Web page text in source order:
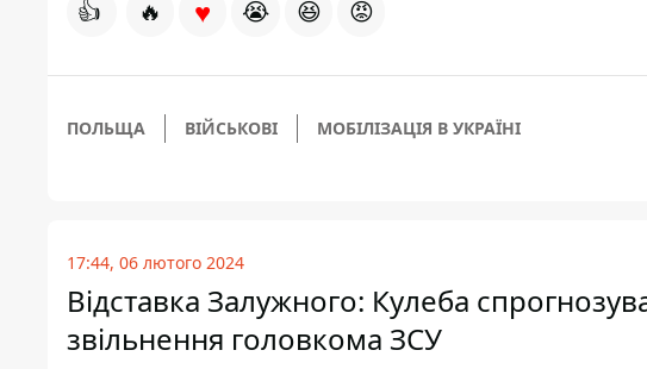
👍 🔥 ♥ 😭 😆 😡
ПОЛЬЩА ВІЙСЬКОВІ МОБІЛІЗАЦІЯ В УКРАЇНІ
17:44, 06 лютого 2024
Відставка Залужного: Кулеба
звільнення головкома ЗСУ